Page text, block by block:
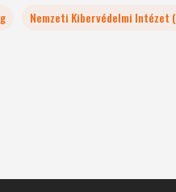
Nemzeti Kibervédelmi Intézet